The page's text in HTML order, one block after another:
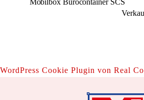
WordPress Cookie Plugin von Real